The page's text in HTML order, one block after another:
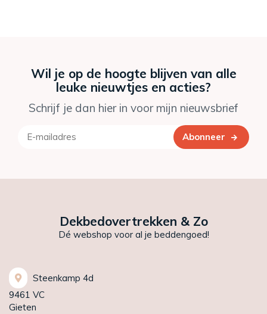
Wil je op de hoogte blijven van alle
leuke nieuwtjes en acties?
Schrijf je dan hier in voor mijn nieuwsbrief
Abonneer
Dekbedovertrekken & Zo
Dé webshop voor al je beddengoed!
Steenkamp 4d
9461 VC
Gieten